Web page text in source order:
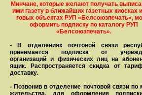
Минчане, которые желают получать
ими газету в бли­жай­ших газет­ных киосках
го­вых объе­ктах РУП «Белсоюзпечать»,
оформить под­пис­ку по ка­та­ло­гу РУП
«Белсоюзпечать».
- В отделениях почтовой связи
принимается подписка от
организаций и фи­зи­ческих лиц на
ящик. Распространяется скидка от
доставку.
- Позвонив в отделение почтовой связи по
жительства, для оформления